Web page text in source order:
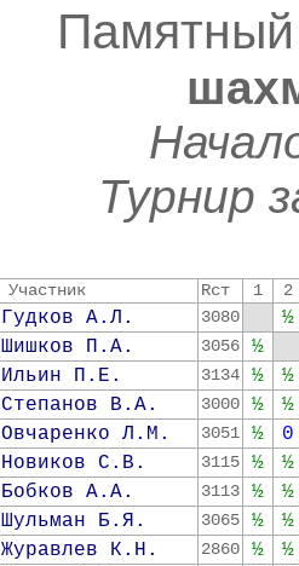
Памятный
Турнир
Участник Rст 1
2
Гудков А.Л. 3080 ½
Шишков П.А. 3056 ½
Ильин П.Е. 3134 ½ ½
Степанов В.А. 3000 ½ ½
Овчаренко Л.М. 3051 ½ 0
Новиков С.В. 3115 ½ ½
Бобков А.А. 3113 ½ ½
Шульман Б.Я. 3065 ½ ½
Журавлев К.Н. 2860 ½ ½